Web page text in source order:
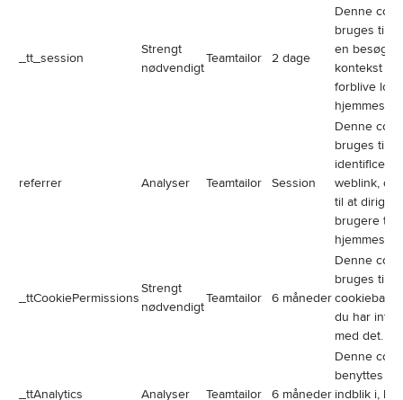
_tt_session
Strengt
nødvendigt
Teamtailor 2 dage
Denne
bruges til
en
kontekst (fx
forblive
referrer Analyser Teamtailor Session
Denne
bruges til at
identificere
weblink,
til at dirigere
brugere til
_ttCookiePermissions
Strengt
nødvendigtTeamtailor 6 måneder
Denne
bruges til
du har
med det.
_ttAnalytics Analyser Teamtailor 6 måneder
Denne
benyttes til
indblik i,